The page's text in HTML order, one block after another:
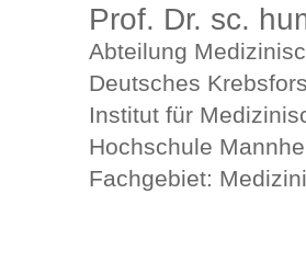
Prof. Dr. sc.
Abteilung
Deutsches
Institut für
Hochschule
Fachgebiet: